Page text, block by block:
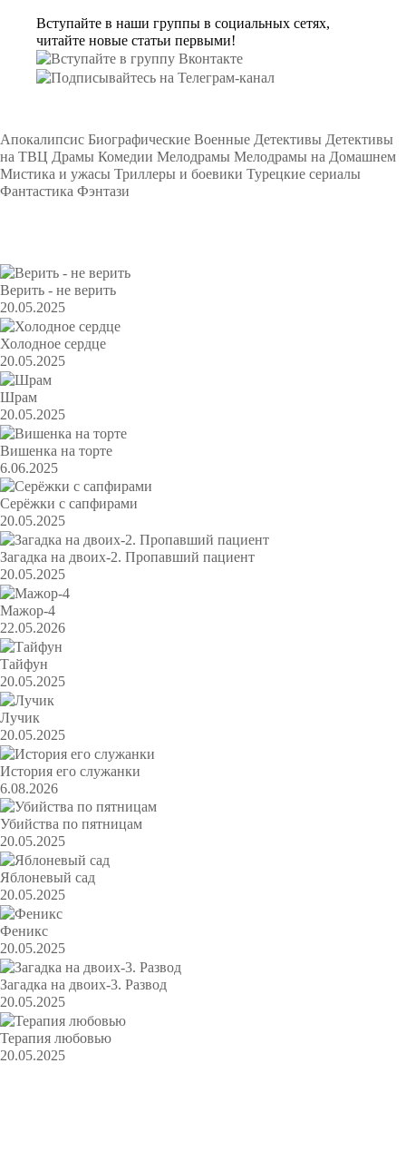
Вступайте в наши группы в социальных сетях,
читайте новые статьи первыми!
Апокалипсис Биографические Военные Детективы Детективы
на ТВЦ Драмы Комедии Мелодрамы Мелодрамы на Домашнем
Мистика и ужасы Триллеры и боевики Турецкие сериалы
Фантастика Фэнтази
Верить - не верить
20.05.2025
Холодное сердце
20.05.2025
Шрам
20.05.2025
Вишенка на торте
6.06.2025
Серёжки с сапфирами
20.05.2025
Загадка на двоих-2. Пропавший пациент
20.05.2025
Мажор-4
22.05.2026
Тайфун
20.05.2025
Лучик
20.05.2025
История его служанки
6.08.2026
Убийства по пятницам
20.05.2025
Яблоневый сад
20.05.2025
Феникс
20.05.2025
Загадка на двоих-3. Развод
20.05.2025
Терапия любовью
20.05.2025